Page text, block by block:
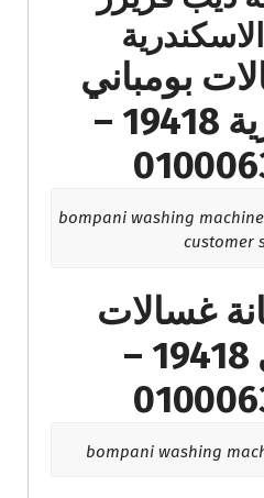
بومباني
بالاسكندرية 19418 –
صيانة غسالات بومباني – bompani washing machine
customer
غسالات
بومباني 19418 –